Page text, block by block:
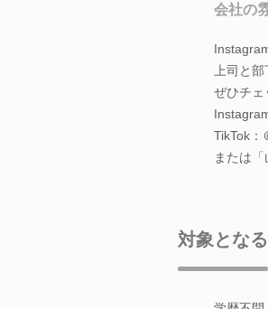
会社の
上司と
ぜひチ
TikTok：
または「
対象とな